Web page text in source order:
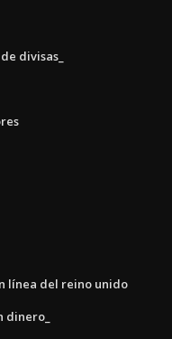
divisas_
línea del reino unido